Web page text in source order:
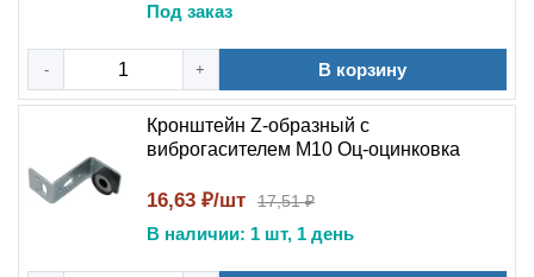
Под заказ
- + В корзину
Кронштейн Z-образный с
виброгасителем M10 Оц-оцинковка
16,63 ₽/шт 17,51 ₽
В наличии: 1 шт, 1 день